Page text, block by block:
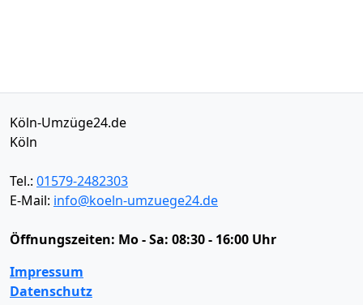
Köln-Umzüge24.de
Köln
Tel.: 01579-2482303
E-Mail: info@koeln-umzuege24.de
Öffnungszeiten: Mo - Sa: 08:30 - 16:00 Uhr
Impressum
Datenschutz